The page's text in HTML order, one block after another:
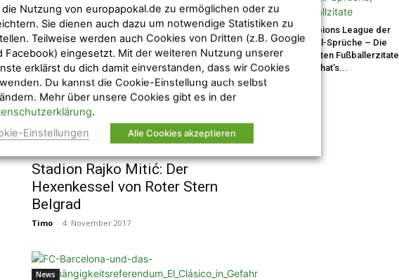
Fußballkultur
Fußball in China: Große
Ambitionen im Reich der Mitte
#fussballfernost
Timo - 30. November 2017
Stadion Rajko Mitić: Der
Hexenkessel von Roter Stern
Belgrad
Timo - 4. November 2017
News
Champions League der
Fußball-Sprüche – Die
lustigsten Fußballerzitate
– Wer hat’s...
die Nutzung von europapokal.de zu ermöglichen oder zu
Sie dienen auch dazu um notwendige Statistiken zu
Teilweise werden auch Cookies von Dritten (z.B. Google
Facebook) eingesetzt. Mit der weiteren Nutzung unserer
erklärst du dich damit einverstanden, dass wir Cookies
Du kannst die Cookie-Einstellung auch selbst
Mehr über unsere Cookies gibt es in der
.
Einstellungen
Alle Cookies akzeptieren